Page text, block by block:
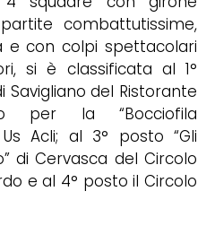
combattutissime,
e con colpi spettacolari
si è classificata al 1°
del Ristorante
per la “Bocciofila
Acli; al 3° posto “Gli
di Cervasca del Circolo
e al 4° posto il Circolo